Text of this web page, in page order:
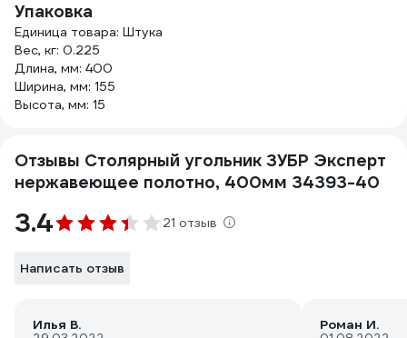
Упаковка
Единица товара: Штука
Вес, кг: 0.225
Длина, мм: 400
Ширина, мм: 155
Высота, мм: 15
Отзывы Столярный угольник ЗУБР Эксперт
нержавеющее полотно, 400мм 34393-40
3.4 21 отзыв
Написать отзыв
Илья В. Роман И.